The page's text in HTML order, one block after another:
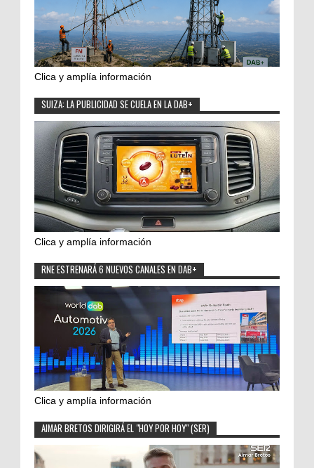
Clica y amplía información
SUIZA: LA PUBLICIDAD SE CUELA EN LA DAB+
Clica y amplía información
RNE ESTRENARÁ 6 NUEVOS CANALES EN DAB+
Clica y amplía información
AIMAR BRETOS DIRIGIRÁ EL "HOY POR HOY" (SER)